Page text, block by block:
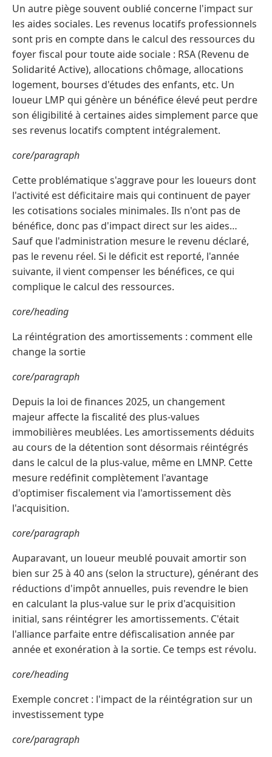
Un autre piège souvent oublié concerne l'impact sur
les aides sociales. Les revenus locatifs professionnels
sont pris en compte dans le calcul des ressources du
foyer fiscal pour toute aide sociale : RSA (Revenu de
Solidarité Active), allocations chômage, allocations
logement, bourses d'études des enfants, etc. Un
loueur LMP qui génère un bénéfice élevé peut perdre
son éligibilité à certaines aides simplement parce que
ses revenus locatifs comptent intégralement.
core/paragraph
Cette problématique s'aggrave pour les loueurs dont
l'activité est déficitaire mais qui continuent de payer
les cotisations sociales minimales. Ils n'ont pas de
bénéfice, donc pas d'impact direct sur les aides…
Sauf que l'administration mesure le revenu déclaré,
pas le revenu réel. Si le déficit est reporté, l'année
suivante, il vient compenser les bénéfices, ce qui
complique le calcul des ressources.
core/heading
La réintégration des amortissements : comment elle
change la sortie
core/paragraph
Depuis la loi de finances 2025, un changement
majeur affecte la fiscalité des plus-values
immobilières meublées. Les amortissements déduits
au cours de la détention sont désormais réintégrés
dans le calcul de la plus-value, même en LMNP. Cette
mesure redéfinit complètement l'avantage
d'optimiser fiscalement via l'amortissement dès
l'acquisition.
core/paragraph
Auparavant, un loueur meublé pouvait amortir son
bien sur 25 à 40 ans (selon la structure), générant des
réductions d'impôt annuelles, puis revendre le bien
en calculant la plus-value sur le prix d'acquisition
initial, sans réintégrer les amortissements. C'était
l'alliance parfaite entre défiscalisation année par
année et exonération à la sortie. Ce temps est révolu.
core/heading
Exemple concret : l'impact de la réintégration sur un
investissement type
core/paragraph